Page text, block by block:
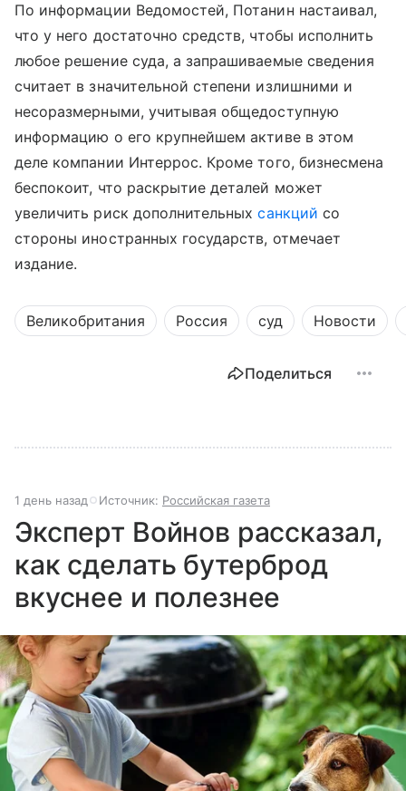
По информации Ведомостей, Потанин настаивал,
что у него достаточно средств, чтобы исполнить
любое решение суда, а запрашиваемые сведения
считает в значительной степени излишними и
несоразмерными, учитывая общедоступную
информацию о его крупнейшем активе в этом
деле компании Интеррос. Кроме того, бизнесмена
беспокоит, что раскрытие деталей может
увеличить риск дополнительныхсанкций со
стороны иностранных государств, отмечает
издание.
Великобритания Россия суд Новости
Поделиться
1 день назад Источник: Российская газета
Эксперт Войнов рассказал,
как сделать бутерброд
вкуснее и полезнее